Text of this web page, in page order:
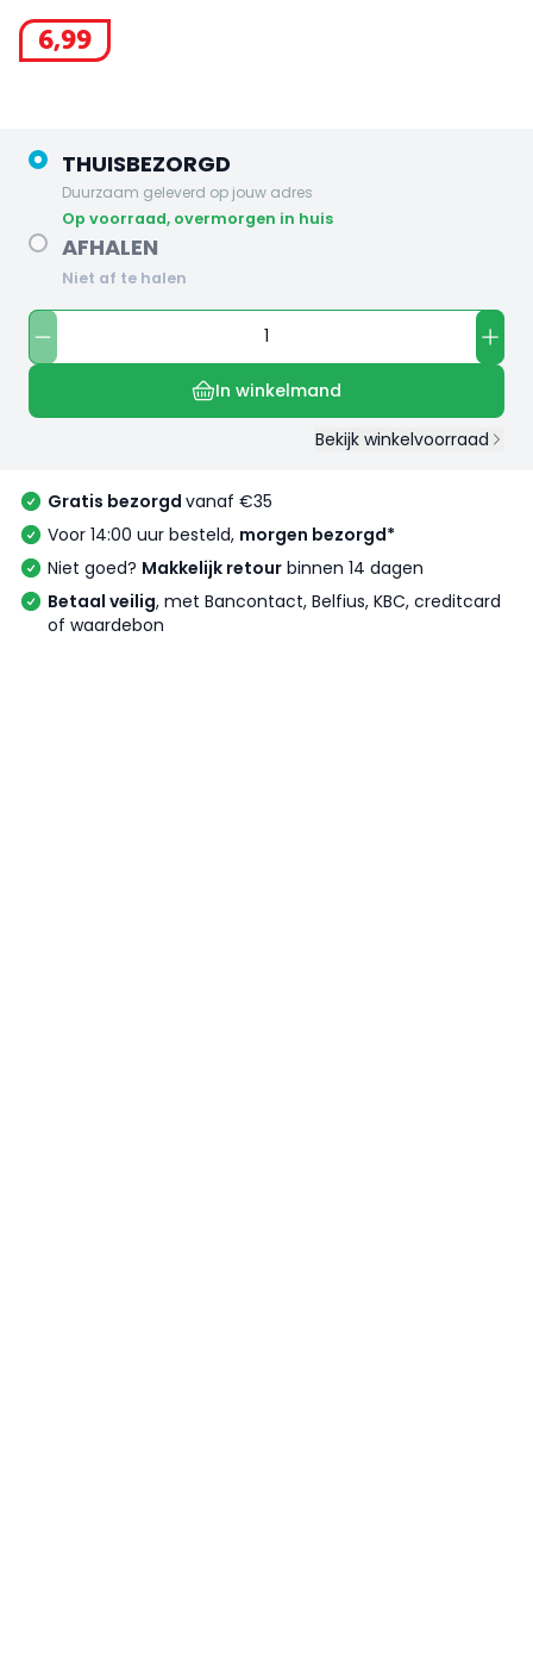
6,99
THUISBEZORGD
Duurzaam geleverd op jouw adres
op voorraad, overmorgen in huis
AFHALEN
Niet af te halen
In winkelmand
Bekijk winkelvoorraad
Gratis bezorgd vanaf €35
Voor 14:00 uur besteld, morgen bezorgd*
Niet goed? Makkelijk retour binnen 14 dagen
Betaal veilig, met Bancontact, Belfius, KBC, creditcard
of waardebon